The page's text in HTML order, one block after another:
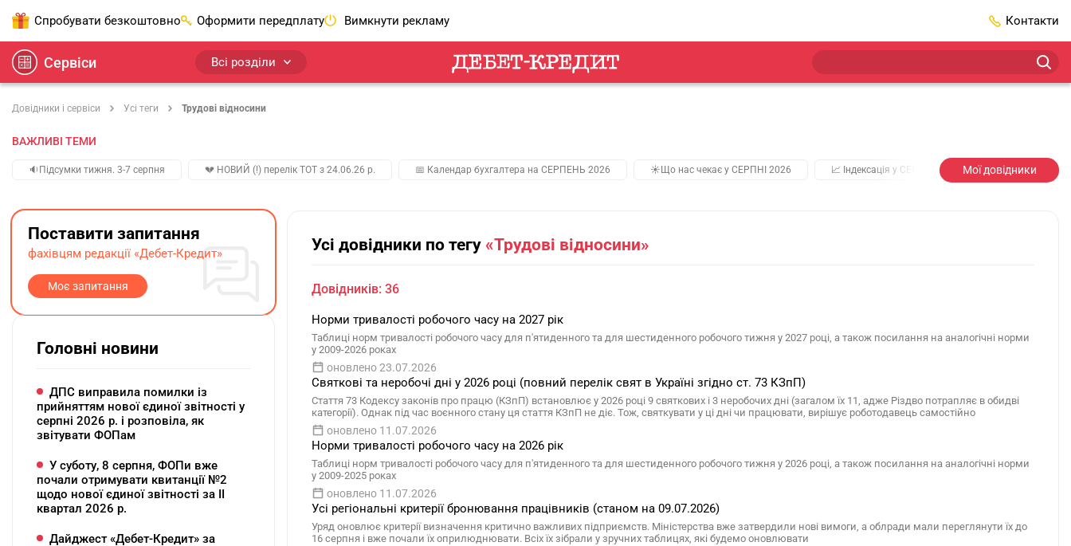
Спробувати безкоштовно Оформити передплату Вимкнути рекламу Контакти
Сервіси Всі розділи
Довідники і сервіси Усі теги Трудові відносини
ВАЖЛИВІ ТЕМИ
🔉Підсумки тижня. 3-7 серпня 💔 НОВИЙ (!) перелік ТОТ з 24.06.26 р. 📅 Календар бухгалтера на СЕРПЕНЬ 2026 ☀️Що нас чекає у СЕРПНІ 2026 📈 Індексація у СЕРПНІ 2️⃣0️⃣2️⃣7️⃣ Усі
Мої довідники
Усі довідники по тегу «Трудові відносини»
Довідників: 36
Норми тривалості робочого часу на 2027 рік
Таблиці норм тривалості робочого часу для п'ятиденного та для шестиденного робочого тижня у 2027 році, а також посилання на аналогічні норми
у 2009-2026 роках
оновлено 23.07.2026
Святкові та неробочі дні у 2026 році (повний перелік свят в Україні згідно ст. 73 КЗпП)
Стаття 73 Кодексу законів про працю (КЗпП) встановлює у 2026 році 9 святкових і 3 неробочих дні (загалом їх 11, адже Різдво потрапляє в обидві
категорії). Однак під час воєнного стану ця стаття КЗпП не діє. Тож, святкувати у ці дні чи працювати, вирішує роботодавець самостійно
оновлено 11.07.2026
Норми тривалості робочого часу на 2026 рік
Таблиці норм тривалості робочого часу для п'ятиденного та для шестиденного робочого тижня у 2026 році, а також посилання на аналогічні норми
у 2009-2025 роках
оновлено 11.07.2026
Усі регіональні критерії бронювання працівників (станом на 09.07.2026)
Уряд оновлює критерії визначення критично важливих підприємств. Міністерства вже затвердили нові вимоги, а облради мали переглянути їх до
16 серпня і вже почали їх оприлюднювати. Всіх їх зібрали у зручних таблицях, які будемо оновлювати
Поставити запитання
фахівцям редакції «Дебет-Кредит»
Моє запитання
Головні новини
ДПС виправила помилки із
прийняттям нової єдиної звітності у
серпні 2026 р. і розповіла, як
звітувати ФОПам
У суботу, 8 серпня, ФОПи вже
почали отримувати квитанції №2
щодо нової єдиної звітності за ІІ
квартал 2026 р.
Дайджест «Дебет-Кредит» за